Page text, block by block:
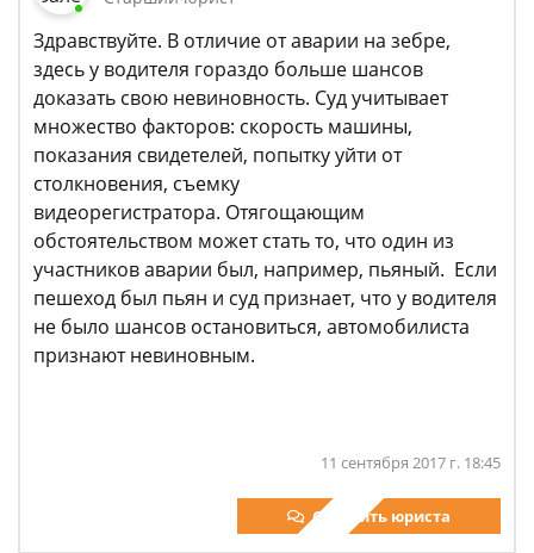
Здравствуйте. В отличие от аварии на зебре,
здесь у водителя гораздо больше шансов
доказать свою невиновность. Суд учитывает
множество факторов: скорость машины,
показания свидетелей, попытку уйти от
столкновения, съемку
видеорегистратора. Отягощающим
обстоятельством может стать то, что один из
участников аварии был, например, пьяный. Если
пешеход был пьян и суд признает, что у водителя
не было шансов остановиться, автомобилиста
признают невиновным.
11 сентября 2017 г. 18:45
Спросить юриста